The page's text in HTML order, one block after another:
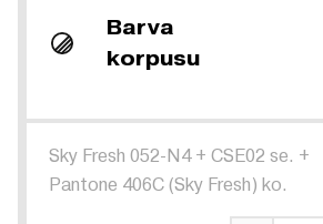
Barva
korpusu
Sky Fresh 052-N4+ CSE02 se. +
Pantone 406C (Sky Fresh) ko.